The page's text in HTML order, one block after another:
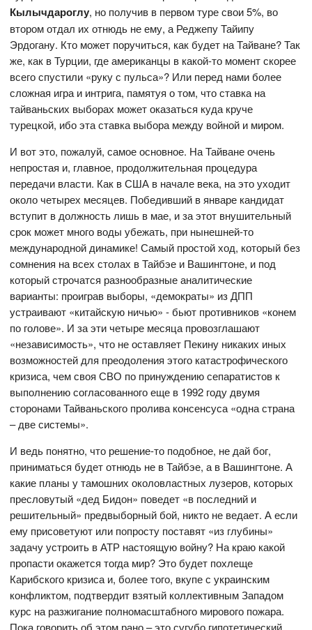
Кылычдароглу, но получив в первом туре свои 5%, во
втором отдал их отнюдь не ему, а Реджепу Тайипу
Эрдогану. Кто может поручиться, как будет на Тайване? Так
же, как в Турции, где американцы в какой-то момент скорее
всего спустили «руку с пульса»? Или перед нами более
сложная игра и интрига, памятуя о том, что ставка на
тайваньских выборах может оказаться куда круче
турецкой, ибо эта ставка выбора между войной и миром.
И вот это, пожалуй, самое основное. На Тайване очень
непростая и, главное, продолжительная процедура
передачи власти. Как в США в начале века, на это уходит
около четырех месяцев. Победивший в январе кандидат
вступит в должность лишь в мае, и за этот внушительный
срок может много воды убежать, при нынешней-то
международной динамике! Самый простой ход, который без
сомнения на всех столах в Тайбэе и Вашингтоне, и под
который строчатся разнообразные аналитические
варианты: проиграв выборы, «демократы» из ДПП
устраивают «китайскую ничью» - бьют противников «конем
по голове». И за эти четыре месяца провозглашают
«независимость», что не оставляет Пекину никаких иных
возможностей для преодоления этого катастрофического
кризиса, чем своя СВО по принуждению сепаратистов к
выполнению согласованного еще в 1992 году двумя
сторонами Тайваньского пролива консенсуса «одна страна
– две системы».
И ведь понятно, что решение-то подобное, не дай бог,
приниматься будет отнюдь не в Тайбэе, а в Вашингтоне. А
какие планы у тамошних околовластных лузеров, которых
пресловутый «дед Бидон» поведет «в последний и
решительный» предвыборный бой, никто не ведает. А если
ему присоветуют или попросту поставят «из глубины»
задачу устроить в АТР настоящую войну? На краю какой
пропасти окажется тогда мир? Это будет похлеще
Карибского кризиса и, более того, вкупе с украинским
конфликтом, подтвердит взятый коллективным Западом
курс на разжигание полномасштабного мирового пожара.
Пока говорить об этом рано – это сугубо гипотетический